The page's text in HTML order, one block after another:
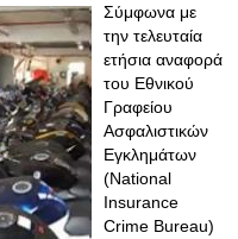
Σύμφωνα με
την τελευταία
ετήσια αναφορά
του Εθνικού
Γραφείου
Ασφαλιστικών
Εγκλημάτων
(National
Insurance
Crime Bureau)